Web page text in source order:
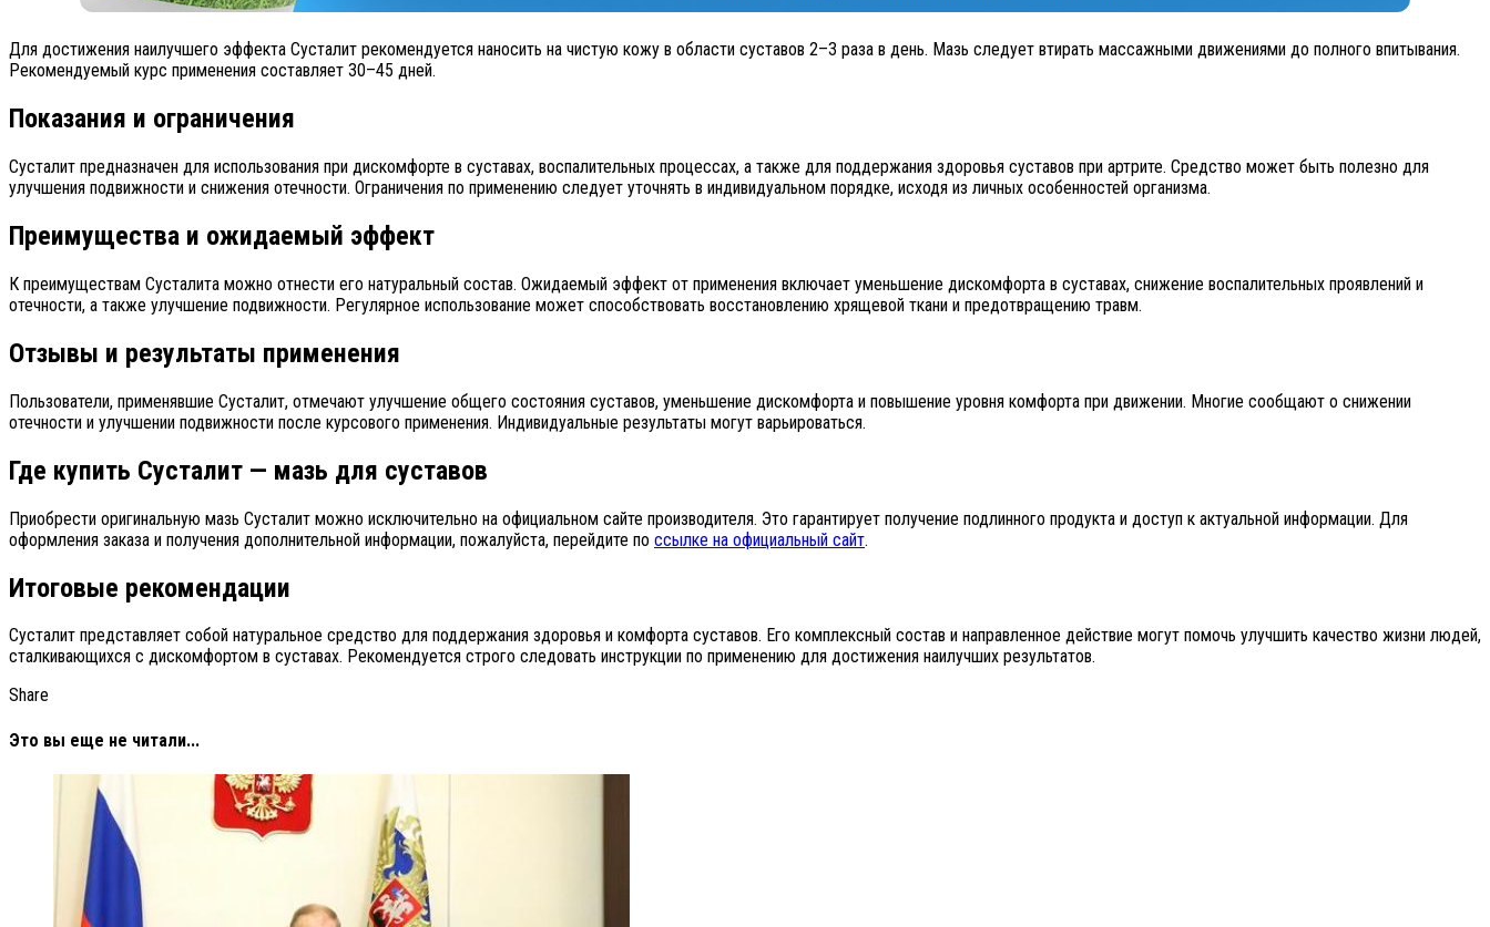
Для достижения наилучшего эффекта Сусталит рекомендуется наносить на чистую кожу в области суставов 2–3 раза в день. Мазь следует втирать массажными движениями до полного впитывания.
Рекомендуемый курс применения составляет 30–45 дней.
Показания и ограничения
Сусталит предназначен для использования при дискомфорте в суставах, воспалительных процессах, а также для поддержания здоровья суставов при артрите. Средство может быть полезно для
улучшения подвижности и снижения отечности. Ограничения по применению следует уточнять в индивидуальном порядке, исходя из личных особенностей организма.
Преимущества и ожидаемый эффект
К преимуществам Сусталита можно отнести его натуральный состав. Ожидаемый эффект от применения включает уменьшение дискомфорта в суставах, снижение воспалительных проявлений и
отечности, а также улучшение подвижности. Регулярное использование может способствовать восстановлению хрящевой ткани и предотвращению травм.
Отзывы и результаты применения
Пользователи, применявшие Сусталит, отмечают улучшение общего состояния суставов, уменьшение дискомфорта и повышение уровня комфорта при движении. Многие сообщают о снижении
отечности и улучшении подвижности после курсового применения. Индивидуальные результаты могут варьироваться.
Где купить Сусталит — мазь для суставов
Приобрести оригинальную мазь Сусталит можно исключительно на официальном сайте производителя. Это гарантирует получение подлинного продукта и доступ к актуальной информации. Для
оформления заказа и получения дополнительной информации, пожалуйста, перейдите по ссылке на официальный сайт.
Итоговые рекомендации
Сусталит представляет собой натуральное средство для поддержания здоровья и комфорта суставов. Его комплексный состав и направленное действие могут помочь улучшить качество жизни людей,
сталкивающихся с дискомфортом в суставах. Рекомендуется строго следовать инструкции по применению для достижения наилучших результатов.
Share
Это вы еще не читали...